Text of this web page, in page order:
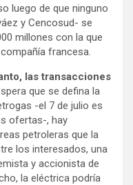
luego de que ninguno
y Cencosud- se
millones con la que
francesa.
las transacciones
que se defina la
-el 7 de julio es
ofertas-, hay
petroleras que la
los interesados, una
y accionista de
la eléctrica podría